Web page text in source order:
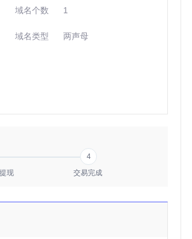
域名个数 1
域名类型 两声母
4
现 交易完成